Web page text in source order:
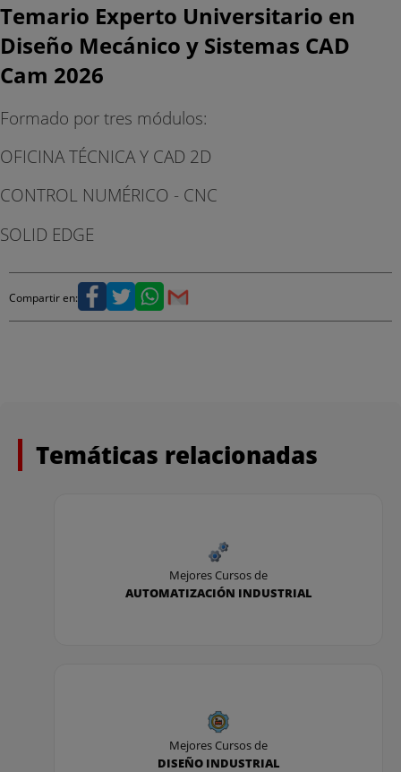
Temario Experto Universitario en
Diseño Mecánico y Sistemas CAD
Cam 2026
Formado por tres módulos:
OFICINA TÉCNICA Y CAD 2D
CONTROL NUMÉRICO - CNC
SOLID EDGE
Compartir en:
Temáticas relacionadas
Mejores Cursos de
AUTOMATIZACIÓN INDUSTRIAL
Mejores Cursos de
DISEÑO INDUSTRIAL